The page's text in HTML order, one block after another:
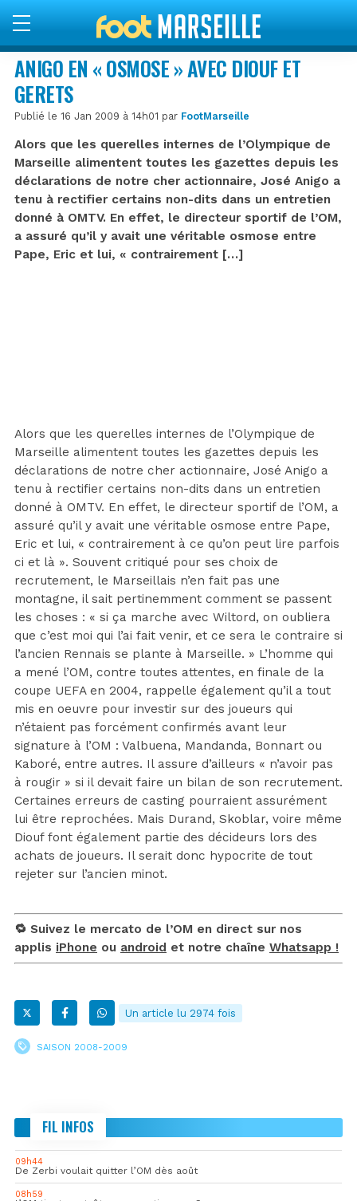
ANIGO EN « OSMOSE » AVEC DIOUF ET
GERETS
Publié le 16 Jan 2009 à 14h01 par FootMarseille
Alors que les querelles internes de l’Olympique de
Marseille alimentent toutes les gazettes depuis les
déclarations de notre cher actionnaire, José Anigo a
tenu à rectifier certains non-dits dans un entretien
donné à OMTV. En effet, le directeur sportif de l’OM,
a assuré qu’il y avait une véritable osmose entre
Pape, Eric et lui, « contrairement […]
Alors que les querelles internes de l’Olympique de
Marseille alimentent toutes les gazettes depuis les
déclarations de notre cher actionnaire, José Anigo a
tenu à rectifier certains non-dits dans un entretien
donné à OMTV. En effet, le directeur sportif de l’OM, a
assuré qu’il y avait une véritable osmose entre Pape,
Eric et lui, « contrairement à ce qu’on peut lire parfois
ci et là ». Souvent critiqué pour ses choix de
recrutement, le Marseillais n’en fait pas une
montagne, il sait pertinemment comment se passent
les choses : « si ça marche avec Wiltord, on oubliera
que c’est moi qui l’ai fait venir, et ce sera le contraire si
l’ancien Rennais se plante à Marseille. » L’homme qui
a mené l’OM, contre toutes attentes, en finale de la
coupe UEFA en 2004, rappelle également qu’il a tout
mis en oeuvre pour investir sur des joueurs qui
n’étaient pas forcément confirmés avant leur
signature à l’OM : Valbuena, Mandanda, Bonnart ou
Kaboré, entre autres. Il assure d’ailleurs « n’avoir pas
à rougir » si il devait faire un bilan de son recrutement.
Certaines erreurs de casting pourraient assurément
lui être reprochées. Mais Durand, Skoblar, voire même
Diouf font également partie des décideurs lors des
achats de joueurs. Il serait donc hypocrite de tout
rejeter sur l’ancien minot.
🔁 Suivez le mercato de l’OM en direct sur nos
applis iPhone ou android et notre chaîne Whatsapp !
Un article lu 2974 fois
SAISON 2008-2009
FIL INFOS
09h44
De Zerbi voulait quitter l’OM dès août
08h59